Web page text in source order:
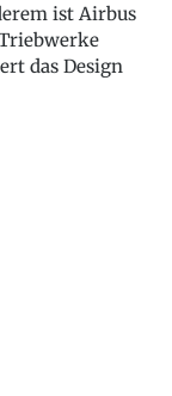
ist Airbus
das Design